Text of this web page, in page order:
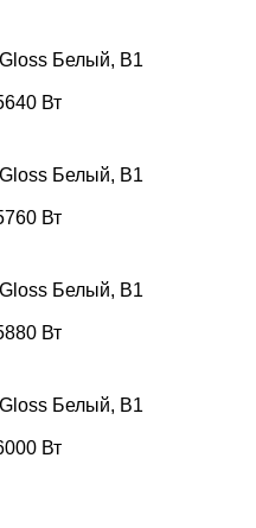
Белый, B1
Вт
Белый, B1
Вт
Белый, B1
Вт
Белый, B1
Вт